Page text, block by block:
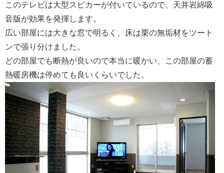
このテレビは大型スピカーが付いているので、天井岩綿吸
音版が効果を発揮します。
広い部屋には大きな窓で明るく、床は栗の無垢材をツート
ンで張り分けました。
どの部屋でも断熱が良いので本当に暖かい、この部屋の蓄
熱暖房機は停めても良いくらいでした。